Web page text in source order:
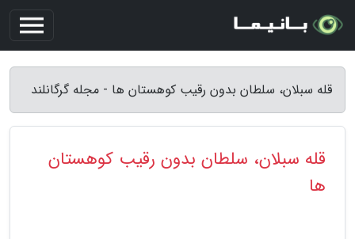
قله سبلان، سلطان بدون رقیب کوهستان ها - مجله گرگانلند
قله سبلان، سلطان بدون رقیب کوهستان
ها